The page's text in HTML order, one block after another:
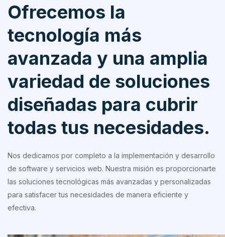
Ofrecemos la
tecnología más
avanzada y una amplia
variedad de soluciones
diseñadas para cubrir
todas tus necesidades.
Nos dedicamos por completo a la implementación y desarrollo
de software y servicios web. Nuestra misión es proporcionarte
las soluciones tecnológicas más avanzadas y personalizadas
para satisfacer tus necesidades de manera eficiente y
efectiva.